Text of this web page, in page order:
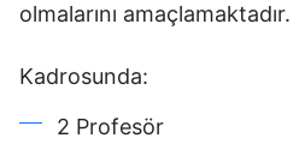
olmalarını amaçlamaktadır.
Kadrosunda:
2 Profesör